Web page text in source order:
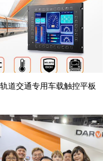
道交通专用车载触控平板